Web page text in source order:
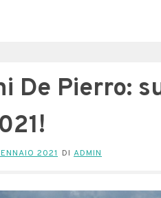
De Pierro:
2021 DI ADMIN